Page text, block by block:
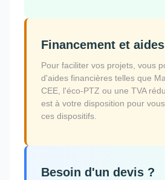
Financement et aides
Pour faciliter vos projets, vous
d'aides financières telles que
CEE, l'éco-PTZ ou une TVA
est à votre disposition pour
ces dispositifs.
Besoin d'un devis ?